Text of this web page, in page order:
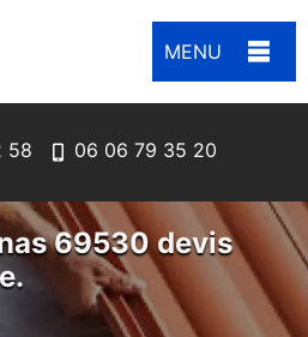
MENU
58 06 06 79 35 20
69530 devis